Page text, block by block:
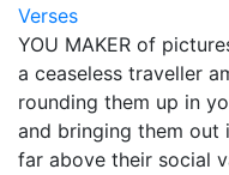
Verses
YOU MAKER of
a ceaseless traveller
rounding them up in
and bringing them out
far above their social